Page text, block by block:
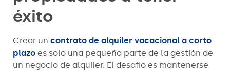
éxito
Crear un contrato de alquiler vacacional a corto
plazo es solo una pequeña parte de la gestión de
un negocio de alquiler. El desafío es mantenerse